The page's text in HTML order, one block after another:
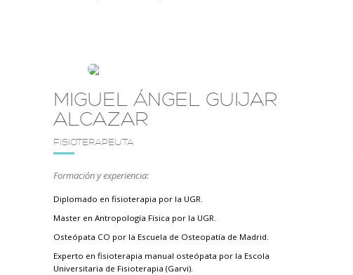
MIGUEL ÁNGEL GUIJAR
ALCAZAR
FISIOTERAPEUTA
Formación y experiencia:
Diplomado en fisioterapia por la UGR.
Master en Antropología Física por la UGR.
Osteópata CO por la Escuela de Osteopatía de Madrid.
Experto en fisioterapia manual osteópata por la Escola
Universitaria de Fisioterapia (Garvi).